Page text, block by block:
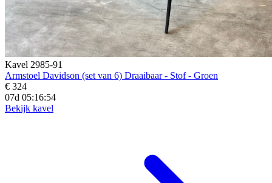
Kavel 2985-91
Armstoel Davidson (set van 6) Draaibaar - Stof - Groen
€ 324
07d 05:16:52
Bekijk kavel